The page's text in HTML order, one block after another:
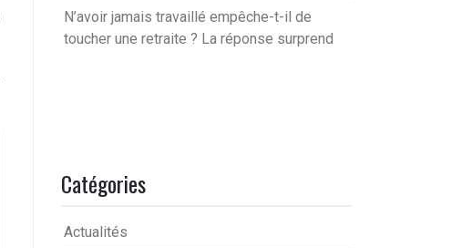
N’avoir jamais travaillé empêche-t-il de
toucher une retraite ? La réponse surprend
Catégories
Actualités